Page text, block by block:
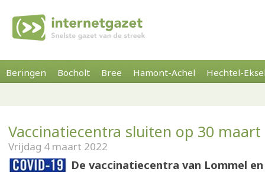
Beringen Bocholt Bree Hamont-Achel Hechtel-
Vaccinatiecentra sluiten op 30 maart
Vrijdag 4 maart 2022
De vaccinatiecentra van Lommel